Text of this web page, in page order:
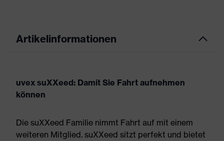
Artikelinformationen
uvex suXXeed: Damit Sie Fahrt aufnehmen
können
Die suXXeed Familie nimmt Fahrt auf mit einem
weiteren Mitglied. suXXeed sitzt perfekt und bietet